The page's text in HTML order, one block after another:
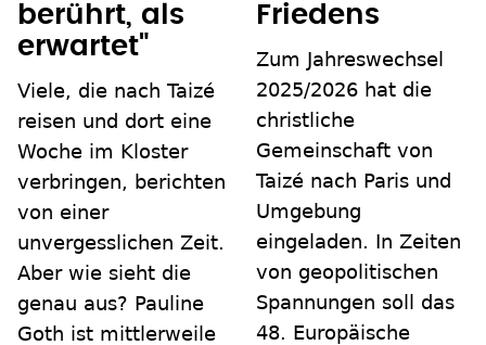
berührt, als
erwartet"
Viele, die nach Taizé
reisen und dort eine
Woche im Kloster
verbringen, berichten
von einer
unvergesslichen Zeit.
Aber wie sieht die
genau aus? Pauline
Goth ist mittlerweile
Friedens
Zum Jahreswechsel
2025/2026 hat die
christliche
Gemeinschaft von
Taizé nach Paris und
Umgebung
eingeladen. In Zeiten
von geopolitischen
Spannungen soll das
48. Europäische